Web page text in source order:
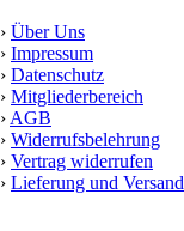
› Über Uns
› Impressum
› Datenschutz
› Mitgliederbereich
› AGB
› Widerrufsbelehrung
› Vertrag widerrufen
› Lieferung und Versand